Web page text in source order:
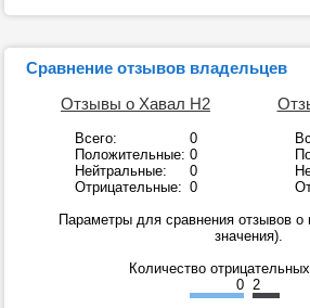
Сравнение отзывов владельцев
Отзывы о Хавал Н2
Всего:
0
Положительные: 0
Нейтральные:
0
Отрицательные: 0
Параметры для сравнения отзывов
значения).
Количество
0 2